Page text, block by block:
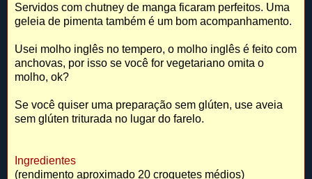
Servidos com chutney de manga ficaram perfeitos. Uma
geleia de pimenta também é um bom acompanhamento.
Usei molho inglês no tempero, o molho inglês é feito com
anchovas, por isso se você for vegetariano omita o
molho, ok?
Se você quiser uma preparação sem glúten, use aveia
sem glúten triturada no lugar do farelo.
Ingredientes
(rendimento aproximado 20 croquetes médios)